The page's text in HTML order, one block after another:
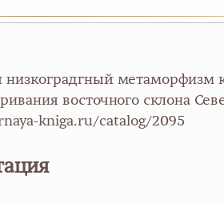
метаморфизм
восточного склона
kniga.ru/catalog/2095